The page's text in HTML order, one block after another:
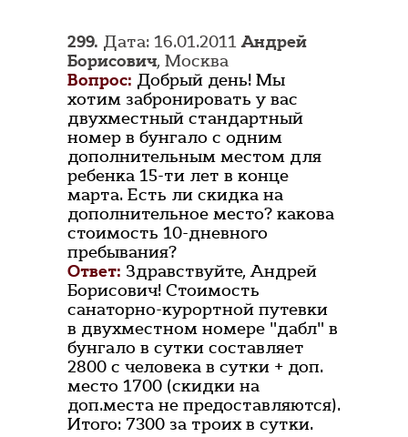
299. Дата: 16.01.2011Андрей
Борисович, Москва
Вопрос: Добрый день! Мы
хотим забронировать у вас
двухместный стандартный
номер в бунгало с одним
дополнительным местом для
ребенка 15-ти лет в конце
марта. Есть ли скидка на
дополнительное место? какова
стоимость 10-дневного
пребывания?
Ответ: Здравствуйте, Андрей
Борисович! Стоимость
санаторно-курортной путевки
в двухместном номере "дабл" в
бунгало в сутки составляет
2800 с человека в сутки + доп.
место 1700 (скидки на
доп.места не предоставляются).
Итого: 7300 за троих в сутки.